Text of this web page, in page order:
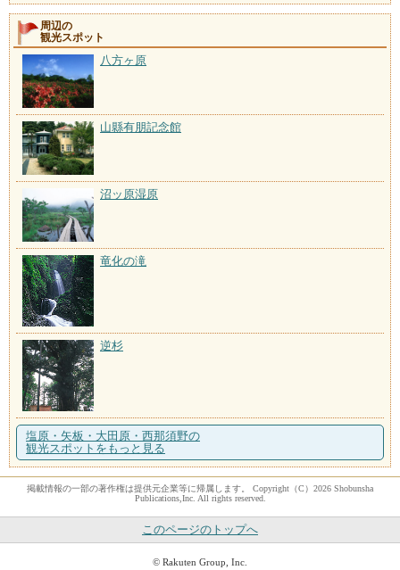
周辺の
観光スポット
八方ヶ原
山縣有朋記念館
沼ッ原湿原
竜化の滝
逆杉
塩原・矢板・大田原・西那須野の
観光スポットをもっと見る
掲載情報の一部の著作権は提供元企業等に帰属します。 Copyright（C）2026 Shobunsha
Publications,Inc. All rights reserved.
このページのトップへ
© Rakuten Group, Inc.